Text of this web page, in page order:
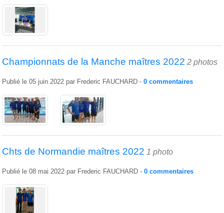
Championnats de la Manche maîtres 2022 2 photos
Publié le 05 juin 2022 par Frederic FAUCHARD - 0 commentaires
Chts de Normandie maîtres 2022 1 photo
Publié le 08 mai 2022 par Frederic FAUCHARD - 0 commentaires